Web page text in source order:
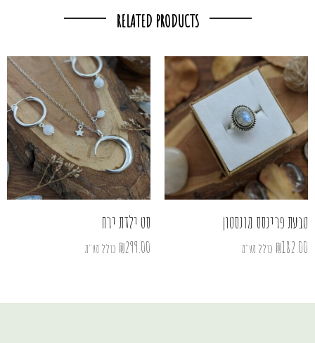
RELATED PRODUCTS
טבעת פרינסס מונסטון
₪182.00 כולל מע"מ
סט ילדת ירח
₪299.00 כולל מע"מ